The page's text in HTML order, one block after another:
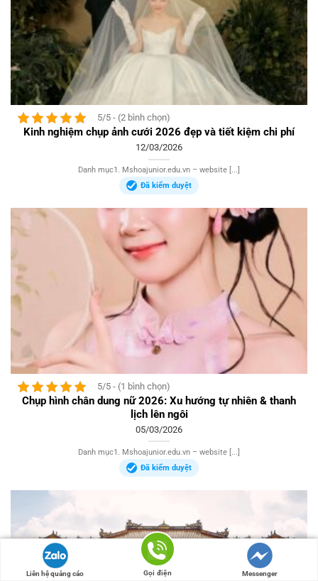
5/5 - (2 bình chọn)
Kinh nghiệm chụp ảnh cưới 2026 đẹp và tiết kiệm chi phí
12/03/2026
Danh mục1. Mshoajunior.edu.vn – website [...]
Đã kiểm duyệt
5/5 - (1 bình chọn)
Chụp hình chân dung nữ 2026: Xu hướng tự nhiên & thanh
lịch lên ngôi
05/03/2026
Danh mục1. Mshoajunior.edu.vn – website [...]
Đã kiểm duyệt
Liên hệ quảng cáo Gọi điện Messenger